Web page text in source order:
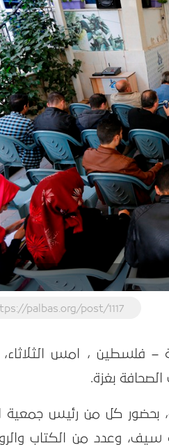
palbas.org/post/1117
– فلسطين ، امس الثلاثاء،
بغزة.
بحضور كل من رئيس جمعية
سيف، وعدد من الكتاب